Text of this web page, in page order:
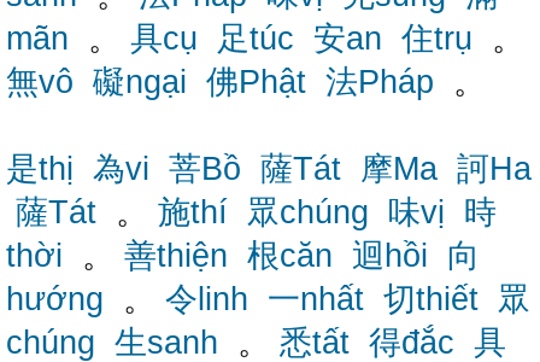
mãn 。 具cụ 足túc 安an 住trụ 。
無vô 礙ngại 佛Phật 法Pháp 。
是thị 為vi 菩Bồ 薩Tát 摩Ma 訶Ha
薩Tát 。 施thí 眾chúng 味vị 時
thời 。 善thiện 根căn 迴hồi
向
hướng 。 令linh 一nhất 切thiết 眾
chúng 生sanh 。 悉tất 得đắc 具